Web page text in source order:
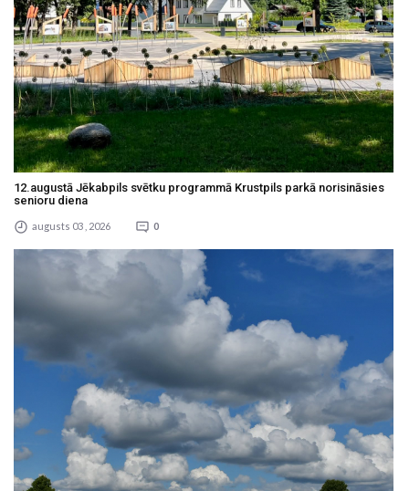
12.augustā Jēkabpils svētku programmā Krustpils parkā norisināsies
senioru diena
augusts 03 , 2026 0